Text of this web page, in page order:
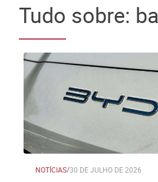
Tudo sobre:
NOTÍCIAS/30 DE JULHO DE 2026